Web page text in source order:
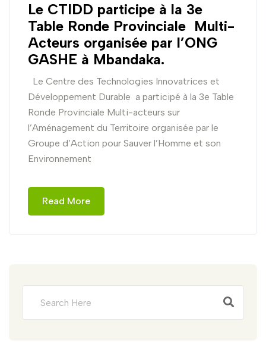
Le CTIDD participe à la 3e
Table Ronde Provinciale Multi-
Acteurs organisée par l’ONG
GASHE à Mbandaka.
Le Centre des Technologies Innovatrices et
Développement Durable a participé à la 3e Table
Ronde Provinciale Multi-acteurs sur
l’Aménagement du Territoire organisée par le
Groupe d’Action pour Sauver l’Homme et son
Environnement
Read More